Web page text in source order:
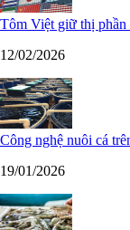
Tôm Việt giữ thị phần
12/02/2026
Công nghệ nuôi cá
19/01/2026